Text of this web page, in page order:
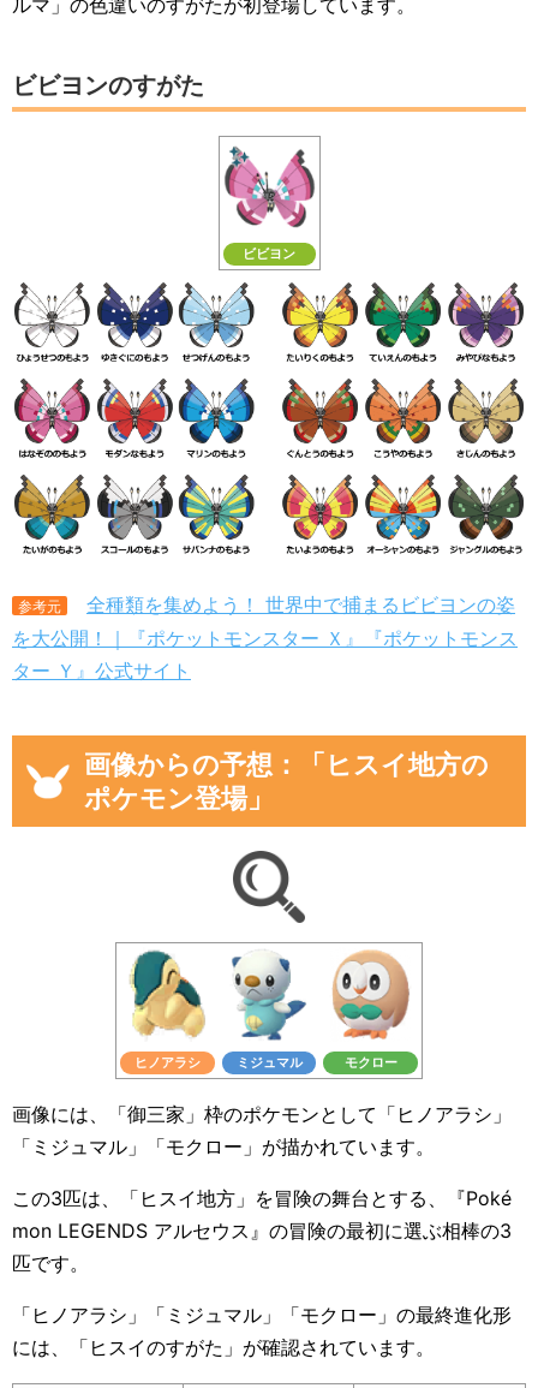
ルマ」の色違いのすがたが初登場しています。
ビビヨンのすがた
ビビヨン
参考元
全種類を集めよう！ 世界中で捕まるビビヨンの姿
を大公開！｜『ポケットモンスター Ｘ』『ポケットモンス
ター Ｙ』公式サイト
画像からの予想：「ヒスイ地方の
ポケモン登場」
ヒノアラシ ミジュマル モクロー
画像には、「御三家」枠のポケモンとして「ヒノアラシ」
「ミジュマル」「モクロー」が描かれています。
この3匹は、「ヒスイ地方」を冒険の舞台とする、『Poké
mon LEGENDS アルセウス』の冒険の最初に選ぶ相棒の3
匹です。
「ヒノアラシ」「ミジュマル」「モクロー」の最終進化形
には、「ヒスイのすがた」が確認されています。